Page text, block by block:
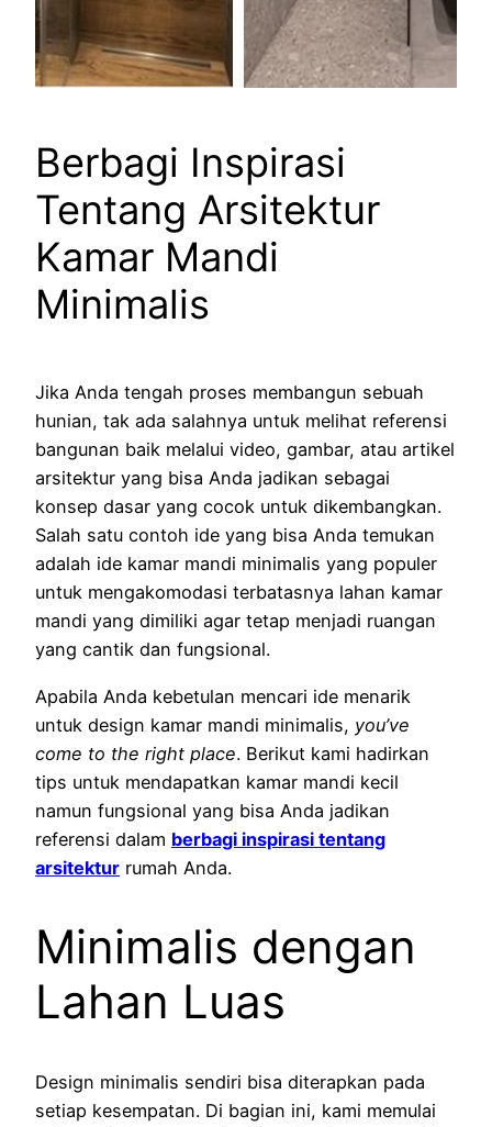
Berbagi Inspirasi
Tentang Arsitektur
Kamar Mandi
Minimalis
Jika Anda tengah proses membangun sebuah
hunian, tak ada salahnya untuk melihat referensi
bangunan baik melalui video, gambar, atau artikel
arsitektur yang bisa Anda jadikan sebagai
konsep dasar yang cocok untuk dikembangkan.
Salah satu contoh ide yang bisa Anda temukan
adalah ide kamar mandi minimalis yang populer
untuk mengakomodasi terbatasnya lahan kamar
mandi yang dimiliki agar tetap menjadi ruangan
yang cantik dan fungsional.
Apabila Anda kebetulan mencari ide menarik
untuk design kamar mandi minimalis, you’ve
come to the right place. Berikut kami hadirkan
tips untuk mendapatkan kamar mandi kecil
namun fungsional yang bisa Anda jadikan
referensi dalam berbagi inspirasi tentang
arsitektur rumah Anda.
Minimalis dengan
Lahan Luas
Design minimalis sendiri bisa diterapkan pada
setiap kesempatan. Di bagian ini, kami memulai